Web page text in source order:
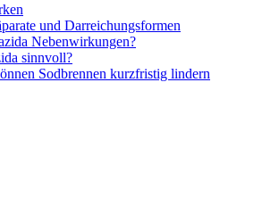
und Darreichungsformen
Nebenwirkungen?
sinnvoll?
Sodbrennen kurzfristig lindern